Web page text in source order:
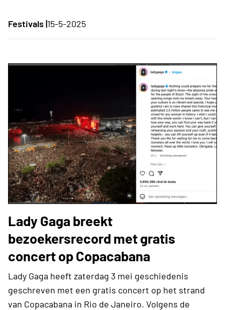
Festivals |15-5-2025
Lady Gaga breekt
bezoekersrecord met gratis
concert op Copacabana
Lady Gaga heeft zaterdag 3 mei geschiedenis
geschreven met een gratis concert op het strand
van Copacabana in Rio de Janeiro. Volgens de